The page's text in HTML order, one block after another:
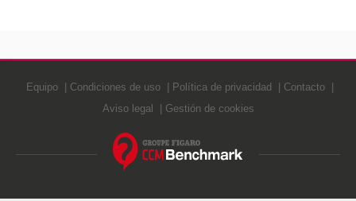
Equipo Condiciones de uso Política de privacidad
Contacto
Aviso legal
Gestión de cookies